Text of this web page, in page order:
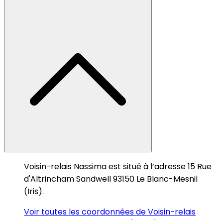
Voisin-relais Nassima est situé à l’adresse 15 Rue
d'Altrincham Sandwell 93150 Le Blanc-Mesnil
(Iris).
Voir toutes les coordonnées de Voisin-relais